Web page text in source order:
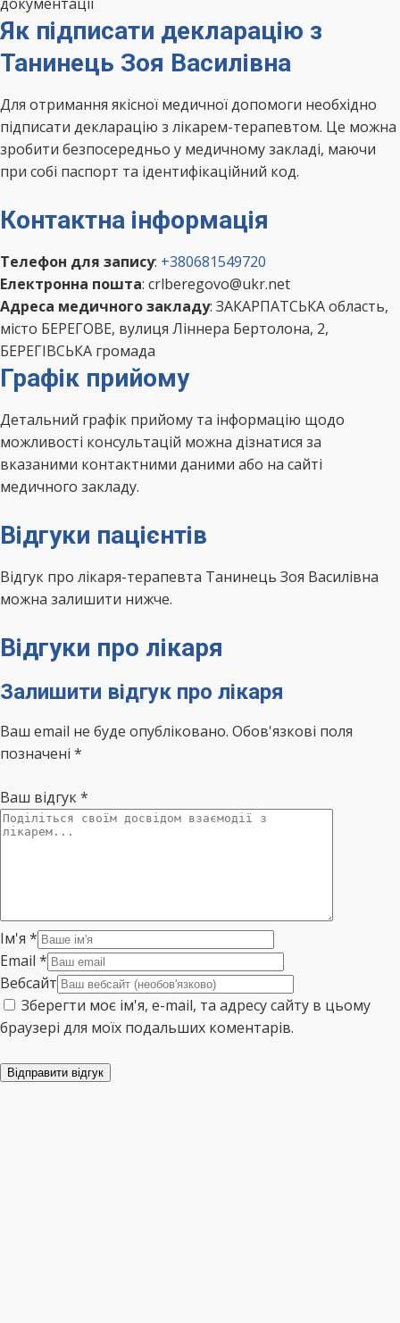
Як підписати декларацію з
Танинець Зоя Василівна
Для отримання якісної медичної допомоги необхідно
підписати декларацію з лікарем-терапевтом. Це можна
зробити безпосередньо у медичному закладі, маючи
при собі паспорт та ідентифікаційний код.
Контактна інформація
Телефон для запису: +380681549720
Електронна пошта: crlberegovo@ukr.net
Адреса медичного закладу: ЗАКАРПАТСЬКА область,
місто БЕРЕГОВЕ, вулиця Ліннера Бертолона, 2,
БЕРЕГІВСЬКА громада
Графік прийому
Детальний графік прийому та інформацію щодо
можливості консультацій можна дізнатися за
вказаними контактними даними або на сайті
медичного закладу.
Відгуки пацієнтів
Відгук про лікаря-терапевта Танинець Зоя Василівна
можна залишити нижче.
Відгуки про лікаря
Залишити відгук про лікаря
Ваш email не буде опубліковано. Обов'язкові поля
позначені *
Ваш відгук*
Ім'я *
Email *
Вебсайт
Зберегти моє ім'я, e-mail, та адресу сайту в цьому
браузері для моїх подальших коментарів.
Відправити відгук